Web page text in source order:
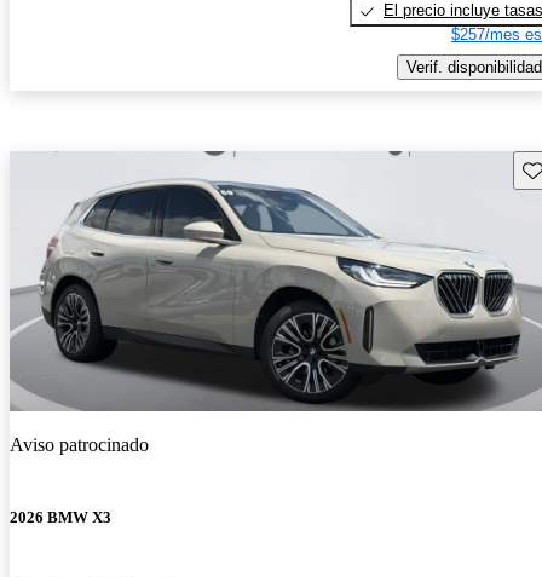
El precio incluye tasas
$257/mes
Verif. disponibilidad
Aviso patrocinado
2026 BMW X3